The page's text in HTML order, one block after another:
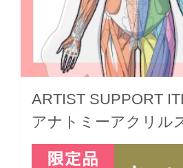
ARTIST SUPPORT
アナトミーアクリル
（女性/Front）